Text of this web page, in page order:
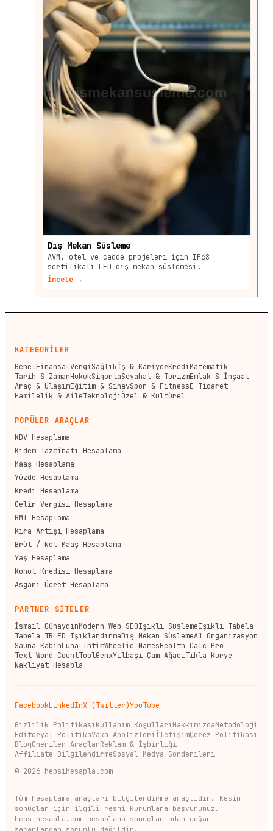
Dış Mekan Süsleme
AVM, otel ve cadde projeleri için IP68
sertifikalı LED dış mekan süslemesi.
İncele →
KATEGORİLER
GenelFinansalVergiSağlıkİş & KariyerKrediMatematik
Tarih & ZamanHukukSigortaSeyahat & TurizmEmlak & İnşaat
Araç & UlaşımEğitim & SınavSpor & FitnessE-Ticaret
Hamilelik & AileTeknolojiÖzel & Kültürel
POPÜLER ARAÇLAR
KDV Hesaplama
Kıdem Tazminatı Hesaplama
Maaş Hesaplama
Yüzde Hesaplama
Kredi Hesaplama
Gelir Vergisi Hesaplama
BMI Hesaplama
Kira Artışı Hesaplama
Brüt / Net Maaş Hesaplama
Yaş Hesaplama
Konut Kredisi Hesaplama
Asgari Ücret Hesaplama
PARTNER SİTELER
İsmail GünaydınModern Web SEOIşıklı SüslemeIşıklı Tabela
Tabela TRLED IşıklandırmaDış Mekan SüslemeA1 Organizasyon
Sauna KabinLuna IntimWheelie NamesHealth Calc Pro
Text Word CountToolGenxYılbaşı Çam AğacıTıkla Kurye
Nakliyat Hesapla
FacebookLinkedInX (Twitter)YouTube
Gizlilik PolitikasıKullanım KoşullarıHakkımızdaMetodoloji
Editoryal PolitikaVaka AnalizleriİletişimÇerez Politikası
BlogÖnerilen AraçlarReklam & İşbirliği
Affiliate BilgilendirmeSosyal Medya Gönderileri
© 2026 hepsihesapla.com
Tüm hesaplama araçları bilgilendirme amaçlıdır. Kesin
sonuçlar için ilgili resmi kurumlara başvurunuz.
hepsihesapla.com hesaplama sonuçlarından doğan
zararlardan sorumlu değildir.